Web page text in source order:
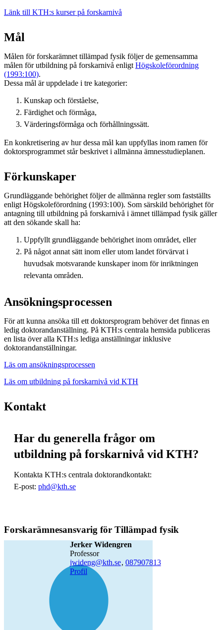
Länk till KTH:s kurser på forskarnivå
Mål
Målen för forskarämnet tillämpad fysik följer de gemensamma
målen för utbildning på forskarnivå enligt Högskoleförordning
(1993:100).
Dessa mål är uppdelade i tre kategorier:
Kunskap och förståelse,
Färdighet och förmåga,
Värderingsförmåga och förhållningssätt.
En konkretisering av hur dessa mål kan uppfyllas inom ramen för
doktorsprogrammet står beskrivet i allmänna ämnesstudieplanen.
Förkunskaper
Grundläggande behörighet följer de allmänna regler som fastställts
enligt Högskoleförordning (1993:100). Som särskild behörighet för
antagning till utbildning på forskarnivå i ämnet tillämpad fysik gäller
att den sökande skall ha:
Uppfyllt grundläggande behörighet inom området, eller
På något annat sätt inom eller utom landet förvärvat i
huvudsak motsvarande kunskaper inom för inriktningen
relevanta områden.
Ansökningsprocessen
För att kunna ansöka till ett doktorsprogram behöver det finnas en
ledig doktorandanställning. På KTH:s centrala hemsida publiceras
en lista över alla KTH:s lediga anställningar inklusive
doktorandanställningar.
Läs om ansökningsprocessen
Läs om utbildning på forskarnivå vid KTH
Kontakt
Har du generella frågor om
utbildning på forskarnivå vid KTH?
Kontakta KTH:s centrala doktorandkontakt:
E-post: phd@kth.se
Forskarämnesansvarig för Tillämpad fysik
Jerker Widengren
professor
jwideng@kth.se, 087907813
Profil